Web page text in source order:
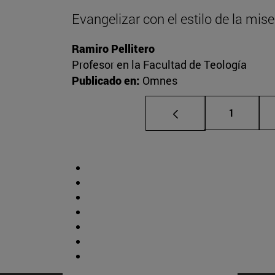
Evangelizar con el estilo de la
Ramiro Pellitero
Profesor en la Facultad de Teología
Publicado en: Omnes
Página
1